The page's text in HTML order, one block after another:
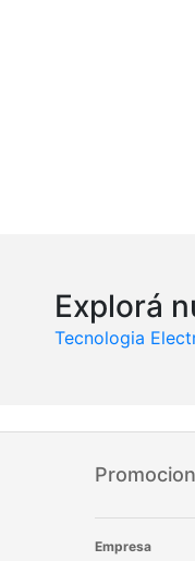
Explorá
Tecnologia
Empresa